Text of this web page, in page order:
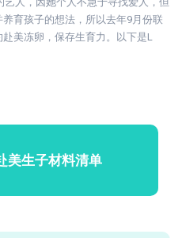
育孩子的想法，所以去年9月份联
美冻卵，保存生育力。以下是L
美生子材料清单